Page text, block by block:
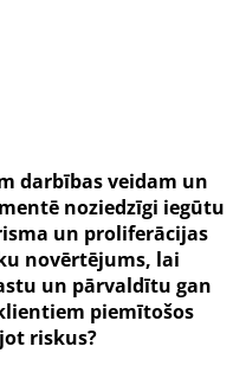
darbības veidam un
noziedzīgi iegūtu
un proliferācijas
novērtējums, lai
un pārvaldītu gan
piemītošos
riskus?